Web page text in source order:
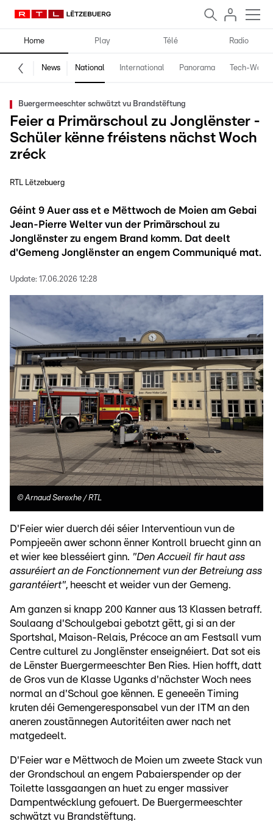
Home Play Télé Radio
News National International Panorama Tech-World
Buergermeeschter schwätzt vu Brandstëftung
Feier a Primärschoul zu Jonglënster -
Schüler kënne fréistens nächst Woch
zréck
RTL Lëtzebuerg
Géint 9 Auer ass et e Mëttwoch de Moien am Gebai
Jean-Pierre Welter vun der Primärschoul zu
Jonglënster zu engem Brand komm. Dat deelt
d'Gemeng Jonglënster an engem Communiqué mat.
Update: 17.06.2026 12:28
©Arnaud Serexhe / RTL
D'Feier wier duerch déi séier Interventioun vun de
Pompjeeën awer schonn ënner Kontroll bruecht ginn an
et wier kee blesséiert ginn. "Den Accueil fir haut ass
assuréiert an de Fonctionnement vun der Betreiung ass
garantéiert", heescht et weider vun der Gemeng.
Am ganzen si knapp 200 Kanner aus 13 Klassen betraff.
Soulaang d'Schoulgebai gebotzt gëtt, gi si an der
Sportshal, Maison-Relais, Précoce an am Festsall vum
Centre culturel zu Jonglënster enseignéiert. Dat sot eis
de Lënster Buergermeeschter Ben Ries. Hien hofft, datt
de Gros vun de Klasse Uganks d'nächster Woch nees
normal an d'Schoul goe kënnen. E geneeën Timing
kruten déi Gemengeresponsabel vun der ITM an den
aneren zoustännegen Autoritéiten awer nach net
matgedeelt.
D'Feier war e Mëttwoch de Moien um zweete Stack vun
der Grondschoul an engem Pabaierspender op der
Toilette lassgaangen an huet zu enger massiver
Dampentwécklung gefouert. De Buergermeeschter
schwätzt vu Brandstëftung.